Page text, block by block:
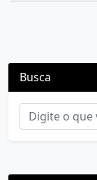
Busca